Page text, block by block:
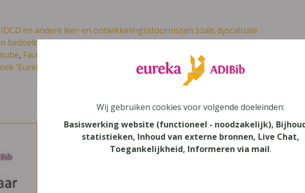
en andere leer-en ontwikkelingsstoornissen zoals dyscalculie
bedoeld zijn
, Facebook
Eureka Leuven beter kennen.
'Eureka: leren en leven in je talent'en lees meer over thema's als redelijke
Autodesk basis FA 2021
Wij gebruiken cookies voor volgende doeleinden:
Basiswerking website (functioneel - noodzakelijk),
statistieken, Inhoud van externe bronnen, Live Chat,
Toegankelijkheid, Informeren via mail.